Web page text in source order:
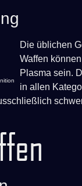
Die üblichen
Waffen
Plasma sein.
in allen